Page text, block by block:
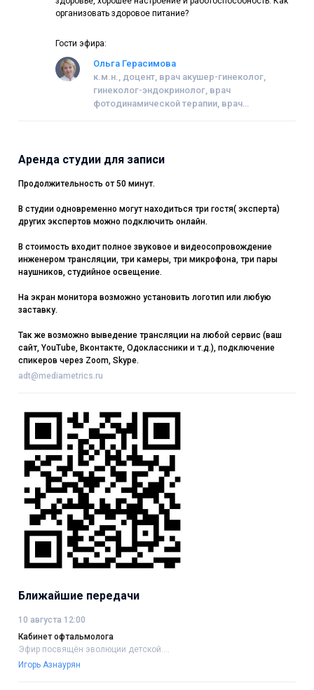
организовать здоровое питание?
Гости эфира:
Ольга Герасимова
к.м.н., доцент, врач акушер-гинеколог,
гинеколог-эндокринолог, врач
фотодинамической терапии, врач
Аренда студии для записи
Продолжительность от 50 минут.
В студии одновременно могут находиться три гостя( эксперта)
других экспертов можно подключить онлайн.
В стоимость входит полное звуковое и видеосопровождение
инженером трансляции, три камеры, три микрофона, три пары
наушников, студийное освещение.
На экран монитора возможно установить логотип или любую
заставку.
Так же возможно выведение трансляции на любой сервис (ваш
сайт, YouTube, Вконтакте, Одоклассники и т.д.), подключение
спикеров через Zoom, Skype.
adt@mediametrics.ru
Ближайшие передачи
10 августа 12:00
Кабинет офтальмолога
Эфир посвящён эволюции детской....
Игорь Азнаурян